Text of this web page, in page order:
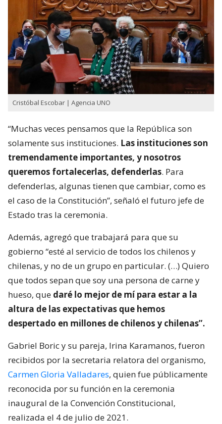
Cristóbal Escobar | Agencia UNO
“Muchas veces pensamos que la República son
solamente sus instituciones. Las instituciones son
tremendamente importantes, y nosotros
queremos fortalecerlas, defenderlas. Para
defenderlas, algunas tienen que cambiar, como es
el caso de la Constitución”, señaló el futuro jefe de
Estado tras la ceremonia.
Además, agregó que trabajará para que su
gobierno “esté al servicio de todos los chilenos y
chilenas, y no de un grupo en particular. (…) Quiero
que todos sepan que soy una persona de carne y
hueso, que daré lo mejor de mí para estar a la
altura de las expectativas que hemos
despertado en millones de chilenos y chilenas”.
Gabriel Boric y su pareja, Irina Karamanos, fueron
recibidos por la secretaria relatora del organismo,
Carmen Gloria Valladares, quien fue públicamente
reconocida por su función en la ceremonia
inaugural de la Convención Constitucional,
realizada el 4 de julio de 2021.